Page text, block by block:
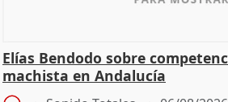
Elías Bendodo sobre
machista en Andalucía